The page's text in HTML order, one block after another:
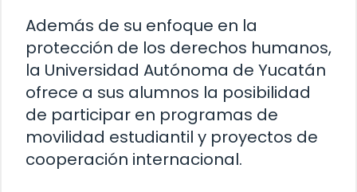
Además de su enfoque en la
protección de los derechos humanos,
la Universidad Autónoma de Yucatán
ofrece a sus alumnos la posibilidad
de participar en programas de
movilidad estudiantil y proyectos de
cooperación internacional.